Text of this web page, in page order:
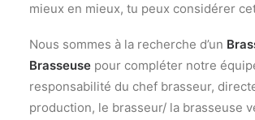
mieux en mieux, tu peux considérer
Nous sommes à la recherche d’un
Brasseuse pour compléter notre
responsabilité du chef brasseur,
production, le brasseur/ la brasseuse